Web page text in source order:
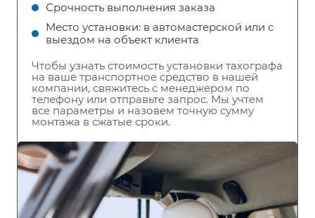
Срочность выполнения заказа
Место установки: в автомастерской или с
выездом на объект клиента
Чтобы узнать стоимость установки тахографа
на ваше транспортное средство в нашей
компании, свяжитесь с менеджером по
телефону или отправьте запрос. Мы учтем
все параметры и назовем точную сумму
монтажа в сжатые сроки.